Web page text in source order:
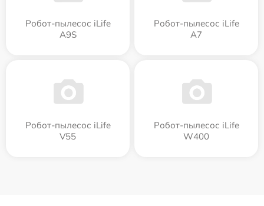
Робот-пылесос iLife
A9S
Робот-пылесос iLife
A7
Робот-пылесос iLife
V55
Робот-пылесос iLife
W400